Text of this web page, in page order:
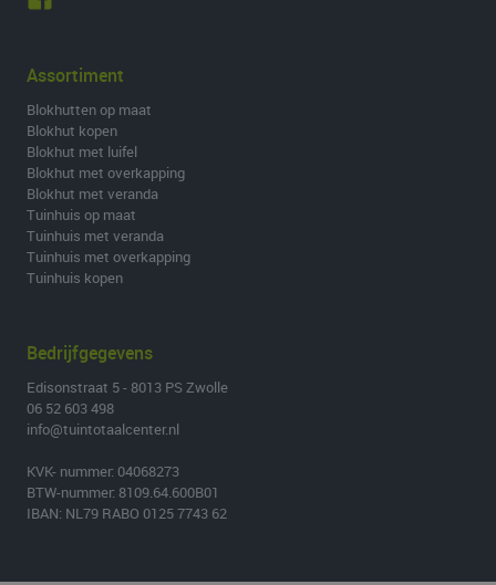
Assortiment
Blokhutten op maat
Blokhut kopen
Blokhut met luifel
Blokhut met overkapping
Blokhut met veranda
Tuinhuis op maat
Tuinhuis met veranda
Tuinhuis met overkapping
Tuinhuis kopen
Bedrijfgegevens
Edisonstraat 5 - 8013 PS Zwolle
06 52 603 498
info@tuintotaalcenter.nl
KVK- nummer: 04068273
BTW-nummer: 8109.64.600B01
IBAN: NL79 RABO 0125 7743 62